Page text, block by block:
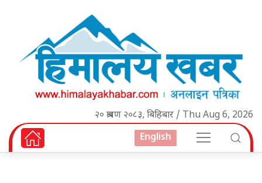
२० श्रावण २०८३, बिहिबार / Thu Aug 6, 2026
English